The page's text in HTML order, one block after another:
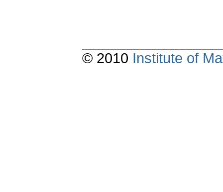
© 2010 Institute of